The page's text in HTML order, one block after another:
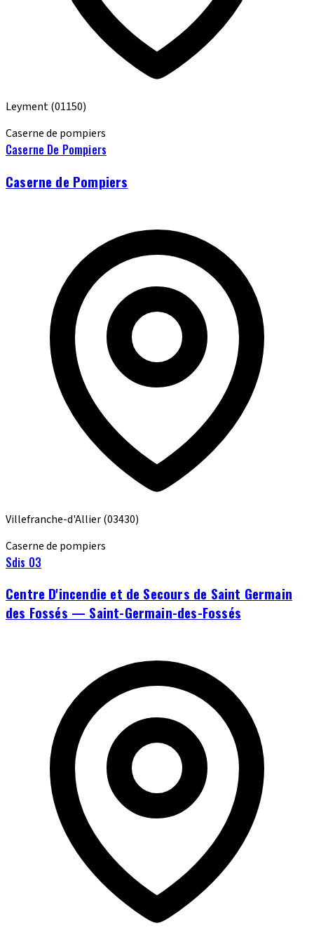
Leyment(01150)
Caserne de pompiers
Caserne De Pompiers
Caserne de Pompiers
Villefranche-d'Allier(03430)
Caserne de pompiers
Sdis 03
Centre D'incendie et de Secours de Saint Germain
des Fossés — Saint-Germain-des-Fossés